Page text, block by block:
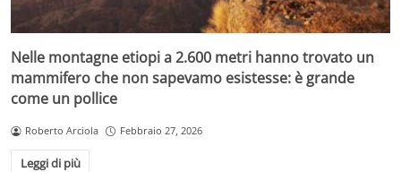
Nelle montagne etiopi a 2.600 metri hanno trovato un
mammifero che non sapevamo esistesse: è grande
come un pollice
Roberto Arciola Febbraio 27, 2026
Leggi di più